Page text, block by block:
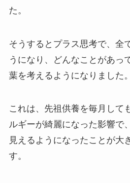
た。
そうするとプラス思考で、全
うになり、どんなことがあっ
葉を考えるようになりました。
これは、先祖供養を毎月して
ルギーが綺麗になった影響で
見えるようになったことが大
す。